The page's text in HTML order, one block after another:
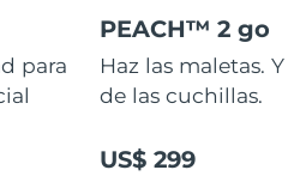
para
PEACH™ 2 go
Haz las maletas.
de las cuchillas.
US$ 299